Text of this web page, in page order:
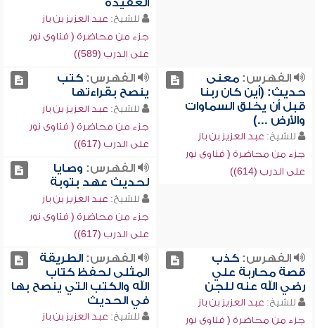
العقيدة
للشيخ: عبد العزيز بن باز
جزء من محاضرة ( فتاوى نور
على الدرب (589))
الفهرس:معنى
حديث: (أين كان ربنا
قبل أن يخلق السماوات
والأرض ...)
للشيخ: عبد العزيز بن باز
جزء من محاضرة ( فتاوى نور
على الدرب (614))
الفهرس:كتب
ينصح بقراءتها
للشيخ: عبد العزيز بن باز
جزء من محاضرة ( فتاوى نور
على الدرب (617))
الفهرس: وصايا
لحديث عهد بتوبة
للشيخ: عبد العزيز بن باز
جزء من محاضرة ( فتاوى نور
على الدرب (617))
الفهرس:كذب
قصة محاربة علي
رضي الله عنه للجن
للشيخ: عبد العزيز بن باز
جزء من محاضرة ( فتاوى نور
الفهرس:الطريقة
المثلى لحفظ كتاب
الله والكتب التي ينصح بها
في الحديث
للشيخ: عبد العزيز بن باز